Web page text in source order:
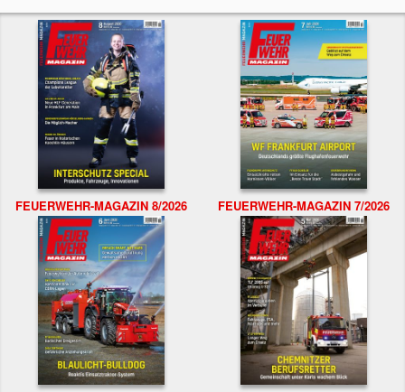
FEUERWEHR-MAGAZIN 8/2026 FEUERWEHR-MAGAZIN 7/2026